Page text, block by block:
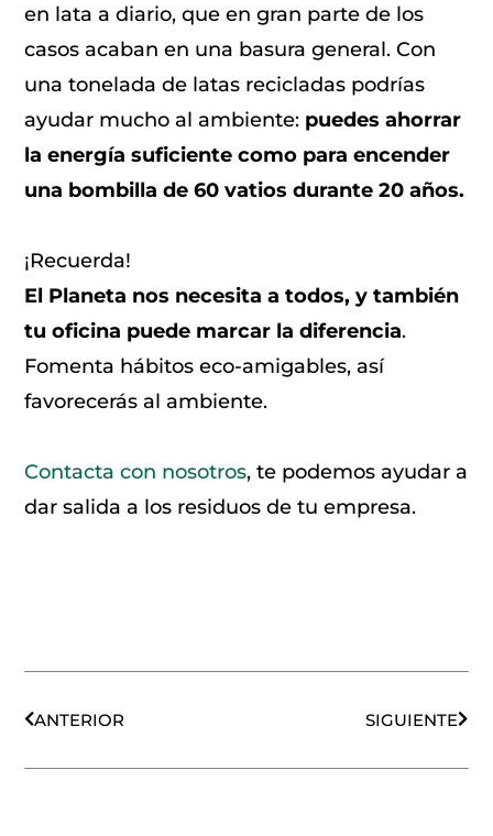
en lata a diario, que en gran parte de los
casos acaban en una basura general. Con
una tonelada de latas recicladas podrías
ayudar mucho al ambiente: puedes ahorrar
la energía suficiente como para encender
una bombilla de 60 vatios durante 20 años.
¡Recuerda!
El Planeta nos necesita a todos, y también
tu oficina puede marcar la diferencia.
Fomenta hábitos eco-amigables, así
favorecerás al ambiente.
Contacta con nosotros, te podemos ayudar a
dar salida a los residuos de tu empresa.
ANTERIOR
SIGUIENTE